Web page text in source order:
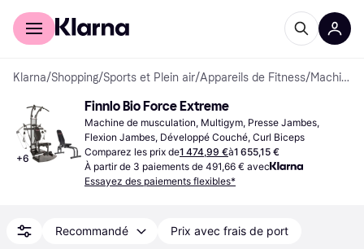
Acheter avec Klarna
Klarna/Shopping/Sports et Plein air/Appareils de Fitness/ Machines de musculation
+6
Finnlo Bio Force Extreme
Machine de musculation, Multigym, Presse Jambes,
Flexion Jambes, Développé Couché, Curl Biceps
Comparez les prix de1 474,99 €à1 655,15 €
À partir de 3 paiements de 491,66 € avec
Essayez des paiements flexibles*
Recommandé Prix avec frais de port